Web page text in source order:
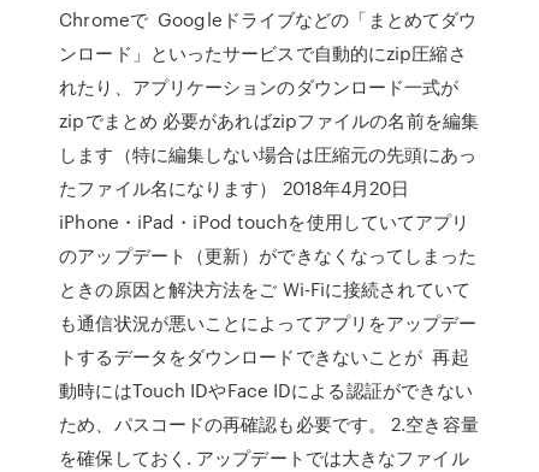
Chromeで Googleドライブなどの「まとめてダウ
ンロード」といったサービスで自動的にzip圧縮さ
れたり、アプリケーションのダウンロード一式が
zipでまとめ 必要があればzipファイルの名前を編集
します（特に編集しない場合は圧縮元の先頭にあっ
たファイル名になります） 2018年4月20日
iPhone・iPad・iPod touchを使用していてアプリ
のアップデート（更新）ができなくなってしまった
ときの原因と解決方法をご Wi-Fiに接続されていて
も通信状況が悪いことによってアプリをアップデー
トするデータをダウンロードできないことが 再起
動時にはTouch IDやFace IDによる認証ができない
ため、パスコードの再確認も必要です。 2.空き容量
を確保しておく. アップデートでは大きなファイル